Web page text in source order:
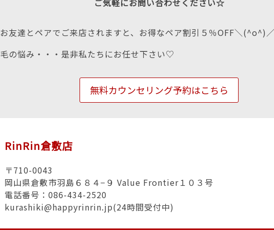
ご気軽にお問い合わせください☆
お友達とペアでご来店されますと、お得なペア割引５％OFF＼(^o^)
毛の悩み・・・是非私たちにお任せ下さい♡
無料カウンセリング予約はこちら
RinRin倉敷店
〒710-0043
岡山県倉敷市羽島６８４−９ Value Frontier１０３号
電話番号：086-434-2520
kurashiki@happyrinrin.jp(24時間受付中)